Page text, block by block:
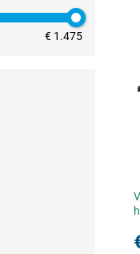
€ 1.475